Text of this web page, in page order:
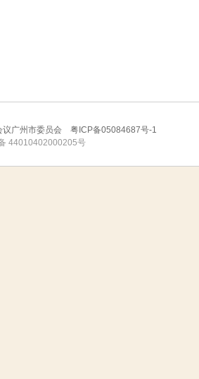
议广州市委员会 粤ICP备05084687号-1
44010402000205号